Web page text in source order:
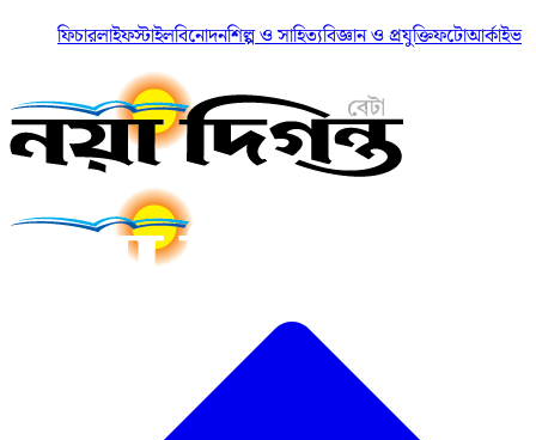
ফিচারলাইফস্টাইলবিনোদনশিল্প ও সাহিত্যবিজ্ঞান ও প্রযুক্তিফটোআর্কাইভ